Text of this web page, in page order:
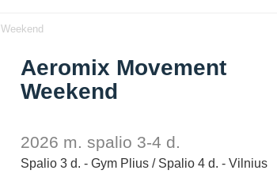
Aeromix Movement
Weekend
2026 m. spalio 3-4 d.
Spalio 3 d. - Gym Plius / Spalio 4 d. - Vilnius